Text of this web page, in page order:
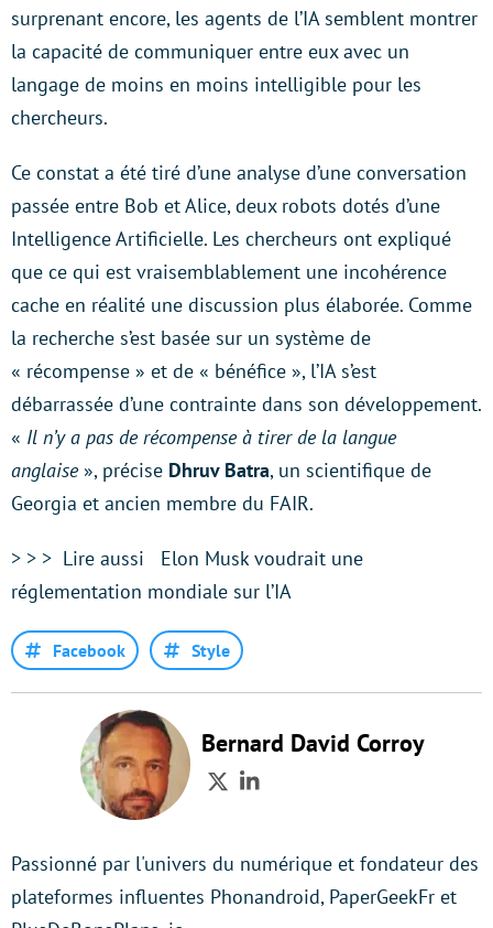
surprenant encore, les agents de l’IA semblent montrer
la capacité de communiquer entre eux avec un
langage de moins en moins intelligible pour les
chercheurs.
Ce constat a été tiré d’une analyse d’une conversation
passée entre Bob et Alice, deux robots dotés d’une
Intelligence Artificielle. Les chercheurs ont expliqué
que ce qui est vraisemblablement une incohérence
cache en réalité une discussion plus élaborée. Comme
la recherche s’est basée sur un système de
« récompense » et de « bénéfice », l’IA s’est
débarrassée d’une contrainte dans son développement.
« Il n’y a pas de récompense à tirer de la langue
anglaise», précise Dhruv Batra, un scientifique de
Georgia et ancien membre du FAIR.
> > > Lire aussi Elon Musk voudrait une
réglementation mondiale sur l’IA
Facebook Style
Bernard David Corroy
TwitterLinkedIn
Passionné par l'univers du numérique et fondateur des
plateformes influentes Phonandroid, PaperGeekFr et